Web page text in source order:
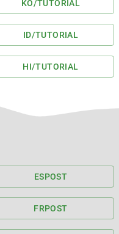
KO/TUTORIAL
ID/TUTORIAL
HI/TUTORIAL
ESPOST
FRPOST